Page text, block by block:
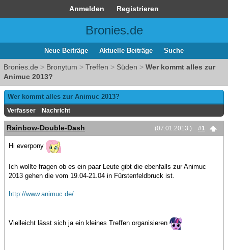
Anmelden Registrieren
Bronies.de
Neue Beiträge Aktuelle Beiträge Suche
Bronies.de > Bronytum > Treffen > Süden > Wer kommt alles zur
Animuc 2013?
Wer kommt alles zur Animuc 2013?
Verfasser Nachricht
(07.01.2013 ) #1
Rainbow-Double-Dash
Hi everpony
Ich wollte fragen ob es ein paar Leute gibt die ebenfalls zur Animuc
2013 gehen die vom 19.04-21.04 in Fürstenfeldbruck ist.
http://www.animuc.de/
Vielleicht lässt sich ja ein kleines Treffen organisieren